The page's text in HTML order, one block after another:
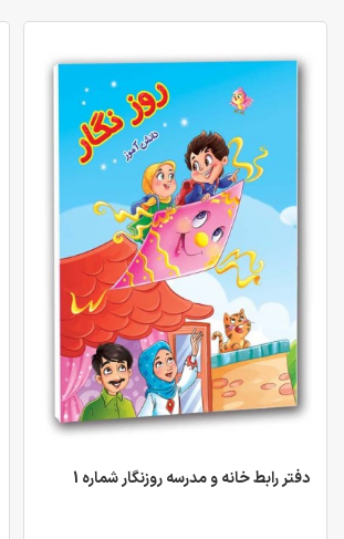
دفتر رابط خانه و مدرسه روزنگار شماره 1